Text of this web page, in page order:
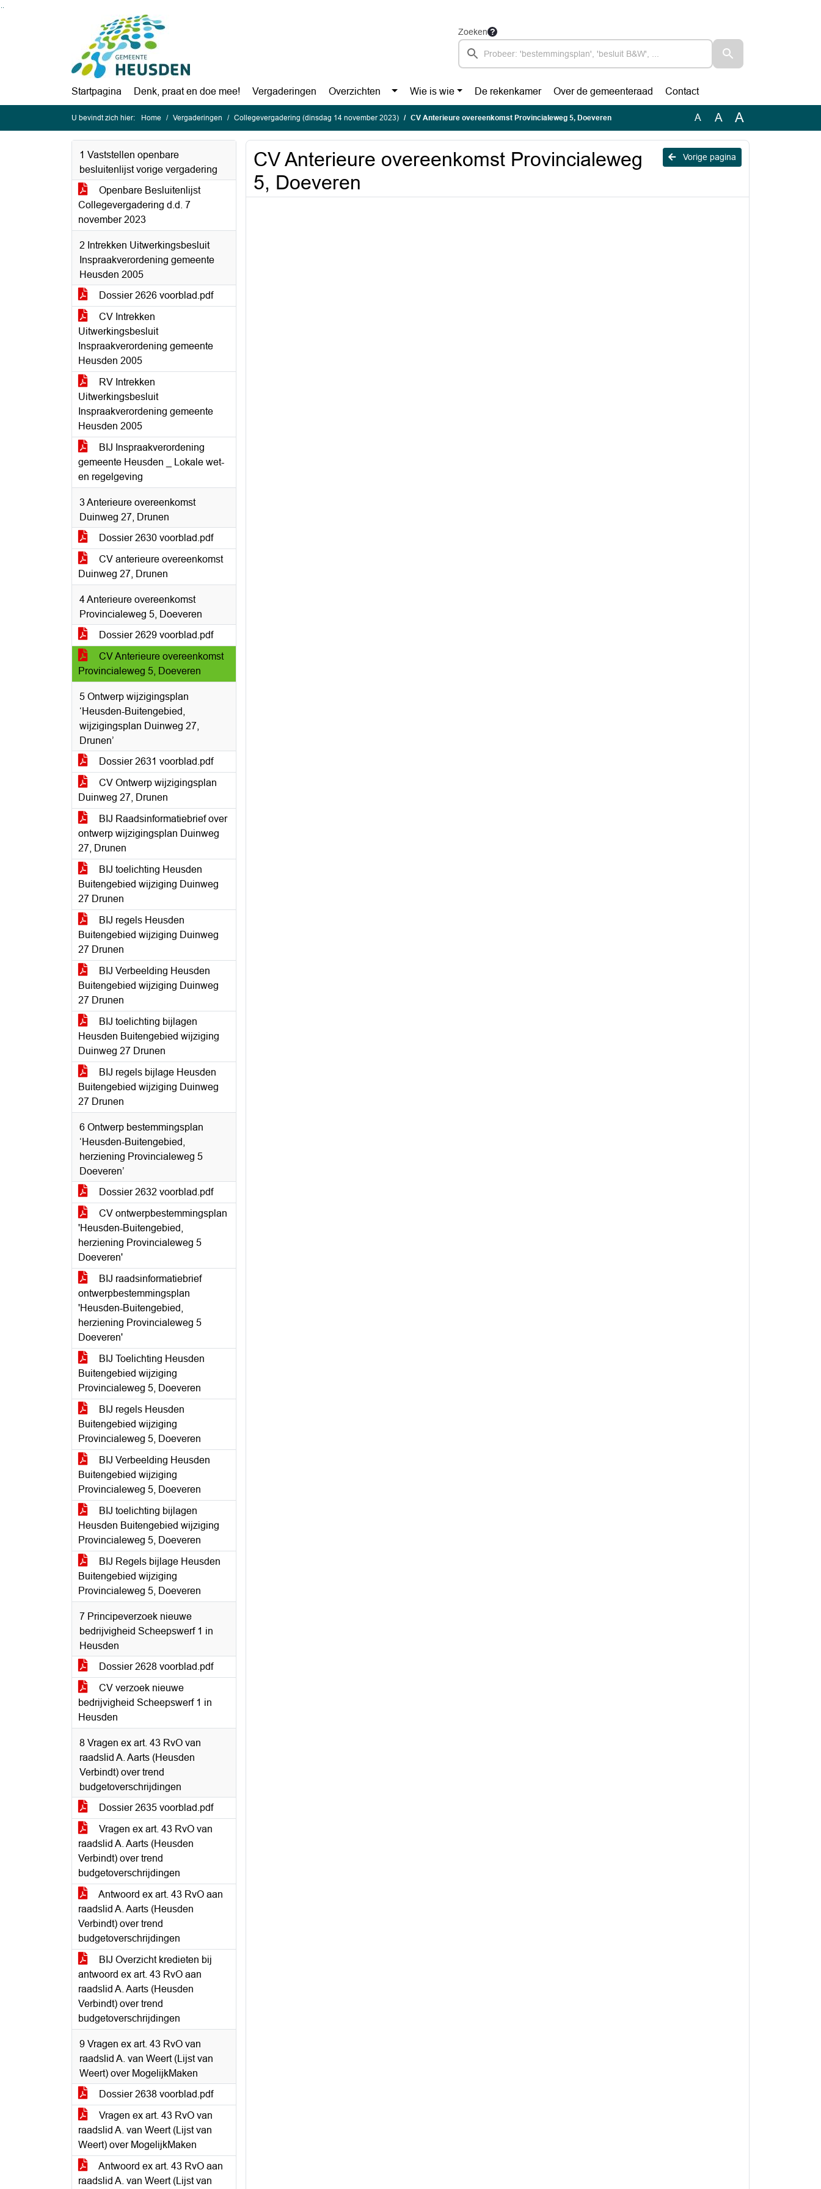
Ga naar de inhoud van deze pagina
Zoeken
Startpagina Denk, praat en doe mee! Vergaderingen Overzichten Wie is wie De rekenkamer Over de gemeenteraad Contact
U bevindt zich hier: Home Vergaderingen Collegevergadering (dinsdag 14 november 2023) CV Anterieure overeenkomst Provincialeweg 5, Doeveren A A A
1 Vaststellen openbare
besluitenlijst vorige vergadering
Openbare Besluitenlijst
Collegevergadering d.d. 7
november 2023
2 Intrekken Uitwerkingsbesluit
Inspraakverordening gemeente
Heusden 2005
Dossier 2626 voorblad.pdf
CV Intrekken
Uitwerkingsbesluit
Inspraakverordening gemeente
Heusden 2005
RV Intrekken
Uitwerkingsbesluit
Inspraakverordening gemeente
Heusden 2005
BIJ Inspraakverordening
gemeente Heusden _ Lokale wet-
en regelgeving
3 Anterieure overeenkomst
Duinweg 27, Drunen
Dossier 2630 voorblad.pdf
CV anterieure overeenkomst
Duinweg 27, Drunen
4 Anterieure overeenkomst
Provincialeweg 5, Doeveren
Dossier 2629 voorblad.pdf
CV Anterieure overeenkomst
Provincialeweg 5, Doeveren
5 Ontwerp wijzigingsplan
‘Heusden-Buitengebied,
wijzigingsplan Duinweg 27,
Drunen’
Dossier 2631 voorblad.pdf
CV Ontwerp wijzigingsplan
Duinweg 27, Drunen
BIJ Raadsinformatiebrief over
ontwerp wijzigingsplan Duinweg
27, Drunen
BIJ toelichting Heusden
Buitengebied wijziging Duinweg
27 Drunen
BIJ regels Heusden
Buitengebied wijziging Duinweg
27 Drunen
BIJ Verbeelding Heusden
Buitengebied wijziging Duinweg
27 Drunen
BIJ toelichting bijlagen
Heusden Buitengebied wijziging
Duinweg 27 Drunen
BIJ regels bijlage Heusden
Buitengebied wijziging Duinweg
27 Drunen
6 Ontwerp bestemmingsplan
‘Heusden-Buitengebied,
herziening Provincialeweg 5
Doeveren’
Dossier 2632 voorblad.pdf
CV ontwerpbestemmingsplan
'Heusden-Buitengebied,
herziening Provincialeweg 5
Doeveren'
BIJ raadsinformatiebrief
ontwerpbestemmingsplan
'Heusden-Buitengebied,
herziening Provincialeweg 5
Doeveren'
BIJ Toelichting Heusden
Buitengebied wijziging
Provincialeweg 5, Doeveren
BIJ regels Heusden
Buitengebied wijziging
Provincialeweg 5, Doeveren
BIJ Verbeelding Heusden
Buitengebied wijziging
Provincialeweg 5, Doeveren
BIJ toelichting bijlagen
Heusden Buitengebied wijziging
Provincialeweg 5, Doeveren
BIJ Regels bijlage Heusden
Buitengebied wijziging
Provincialeweg 5, Doeveren
7 Principeverzoek nieuwe
bedrijvigheid Scheepswerf 1 in
Heusden
Dossier 2628 voorblad.pdf
CV verzoek nieuwe
bedrijvigheid Scheepswerf 1 in
Heusden
8 Vragen ex art. 43 RvO van
raadslid A. Aarts (Heusden
Verbindt) over trend
budgetoverschrijdingen
Dossier 2635 voorblad.pdf
Vragen ex art. 43 RvO van
raadslid A. Aarts (Heusden
Verbindt) over trend
budgetoverschrijdingen
Antwoord ex art. 43 RvO aan
raadslid A. Aarts (Heusden
Verbindt) over trend
budgetoverschrijdingen
BIJ Overzicht kredieten bij
antwoord ex art. 43 RvO aan
raadslid A. Aarts (Heusden
Verbindt) over trend
budgetoverschrijdingen
9 Vragen ex art. 43 RvO van
raadslid A. van Weert (Lijst van
Weert) over MogelijkMaken
Dossier 2638 voorblad.pdf
Vragen ex art. 43 RvO van
raadslid A. van Weert (Lijst van
Weert) over MogelijkMaken
Antwoord ex art. 43 RvO aan
raadslid A. van Weert (Lijst van
Vorige pagina
CV Anterieure overeenkomst Provincialeweg
5, Doeveren